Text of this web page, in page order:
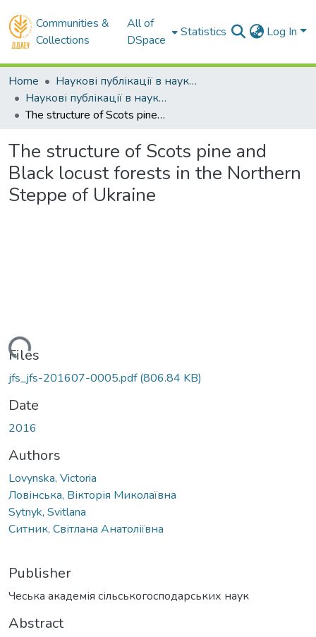
Communities &
Collections
All of
DSpace
Statistics Log In
Home
Наукові публікації в наукометричних базах Scopus та Web of Science
Наукові публікації в наукометричній базі Scopus
The structure of Scots pine and Black locust forests in the Northern Steppe of Ukraine
The structure of Scots pine and
Black locust forests in the Northern
Steppe of Ukraine
Files
jfs_jfs-201607-0005.pdf(806.84 KB)
Date
2016
Authors
Lovynska, Victoria
Ловінська, Вікторія Миколаївна
Sytnyk, Svitlana
Ситник, Світлана Анатоліївна
Publisher
Чеська академія сільськогосподарських наук
Abstract